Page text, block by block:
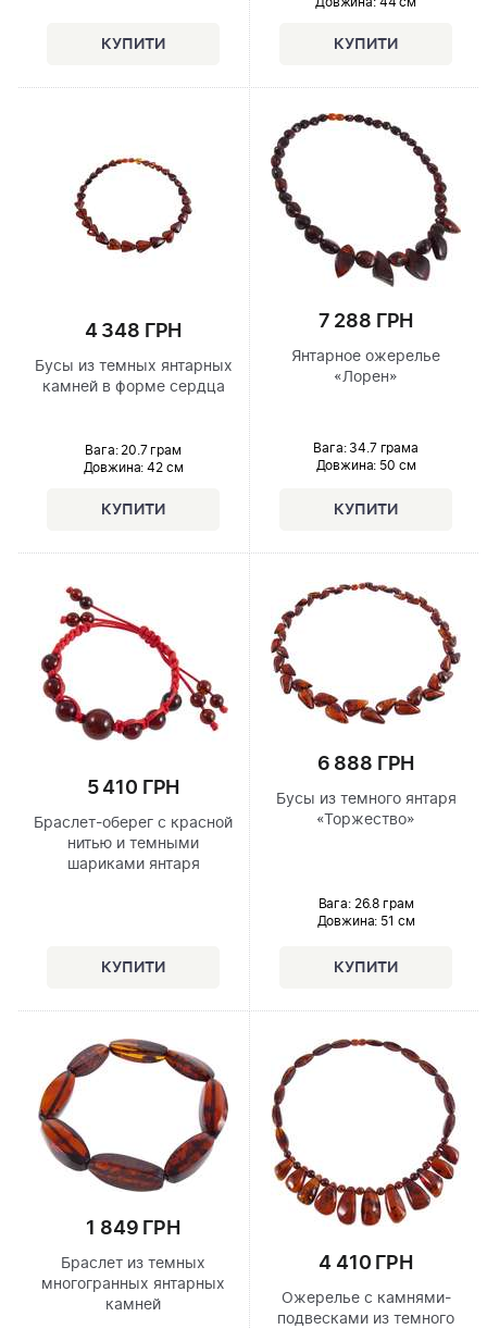
4 348 ГРН
Бусы из темных янтарных
камней в форме сердца
Вага: 20.7 грам
Довжина: 42 см
7 288 ГРН
Янтарное ожерелье
«Лорен»
Вага: 34.7 грама
Довжина: 50 см
5 410 ГРН
Браслет-оберег с красной
нитью и темными
шариками янтаря
6 888 ГРН
Бусы из темного янтаря
«Торжество»
Вага: 26.8 грам
Довжина: 51 см
1 849 ГРН
Браслет из темных
многогранных янтарных
камней
4 410 ГРН
Ожерелье с камнями-
подвесками из темного